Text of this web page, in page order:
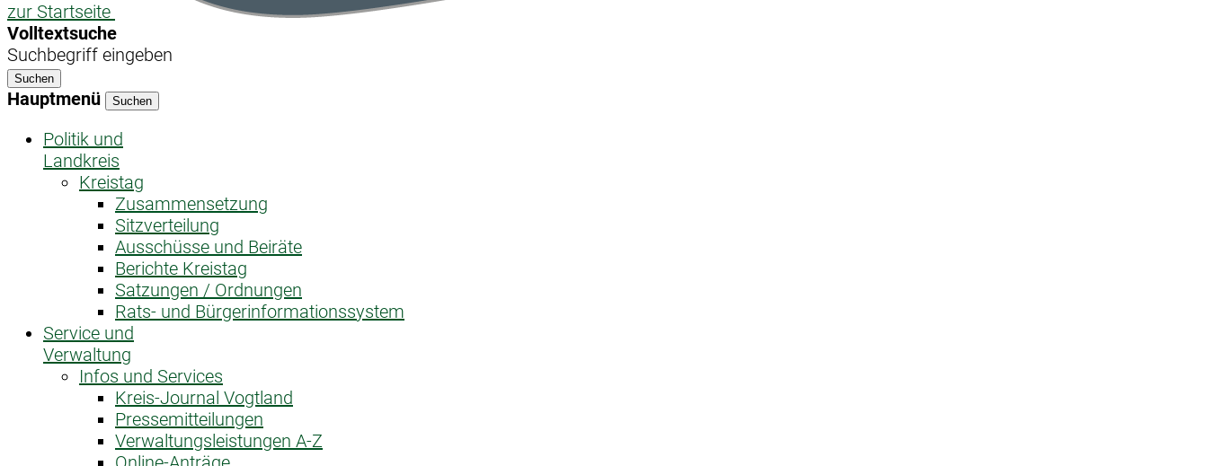
zur Startseite
Volltextsuche
Suchbegriff eingeben
Suchen
Hauptmenü Suchen
Politik und
Landkreis
Kreistag
Zusammensetzung
Sitzverteilung
Ausschüsse und Beiräte
Berichte Kreistag
Satzungen / Ordnungen
Rats- und Bürgerinformationssystem
Service und
Verwaltung
Infos und Services
Kreis-Journal Vogtland
Pressemitteilungen
Verwaltungsleistungen A-Z